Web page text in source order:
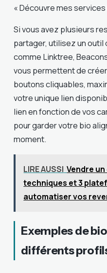
« Découvre mes services
Si vous avez plusieurs
partager, utilisez un
comme Linktree,
vous permettent de
boutons cliquables,
votre unique lien
lien en fonction de vos
pour garder votre bio
moment.
LIRE AUSSI Vendre
techniques et 3
automatiser vos
Exemples de
différents